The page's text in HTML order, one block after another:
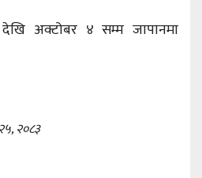
देखि अक्टोबर ४ सम्म जापानमा
२०८३